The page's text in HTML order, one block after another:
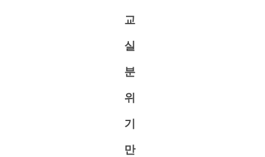
교
실
분
위
기
만